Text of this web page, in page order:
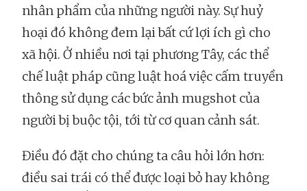
nhân phẩm của những người này. Sự huỷ
hoại đó không đem lại bất cứ lợi ích gì cho
xã hội. Ở nhiều nơi tại phương Tây, các thể
chế luật pháp cũng luật hoá việc cấm truyền
thông sử dụng các bức ảnh mugshot của
người bị buộc tội, tới từ cơ quan cảnh sát.
Điều đó đặt cho chúng ta câu hỏi lớn hơn:
điều sai trái có thể được loại bỏ hay không